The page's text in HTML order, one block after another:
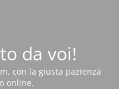
da voi!
con la giusta pazienza
online.